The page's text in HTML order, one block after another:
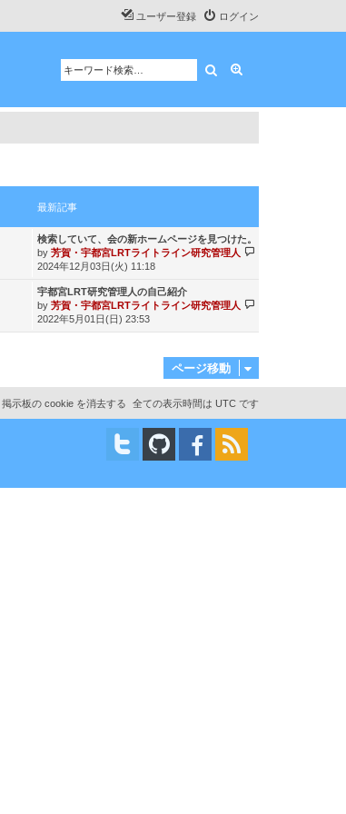
ログイン
ユーザー登録
検索
最新記事
最
新
記
検索していて、会の新ホームページを見つけた。
by 芳賀・宇都宮LRTライトライン研究管理人
2024年12月03日(火) 11:18
最
新
記
事
宇都宮LRT研究管理人の自己紹介
by 芳賀・宇都宮LRTライトライン研究管理人
記
2022年5月01日(日) 23:53
ページ移動
全ての表示時間は UTC です
掲示板の cookie を消去する